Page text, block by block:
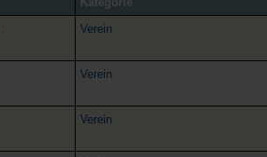
Verein
Verein
Verein